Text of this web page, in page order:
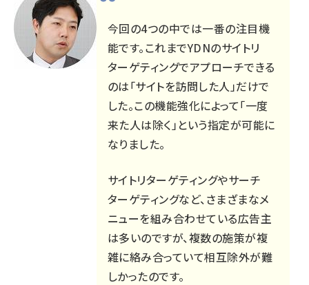
今回の4つの中では一番の注目機
能です。これまでYDNのサイトリ
ターゲティングでアプローチできる
のは「サイトを訪問した人」だけで
した。この機能強化によって「一度
来た人は除く」という指定が可能に
なりました。
サイトリターゲティングやサーチ
ターゲティングなど、さまざまなメ
ニューを組み合わせている広告主
は多いのですが、複数の施策が複
雑に絡み合っていて相互除外が難
しかったのです。